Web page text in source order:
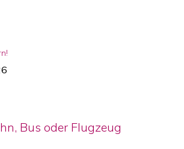
Bus oder Flugzeug